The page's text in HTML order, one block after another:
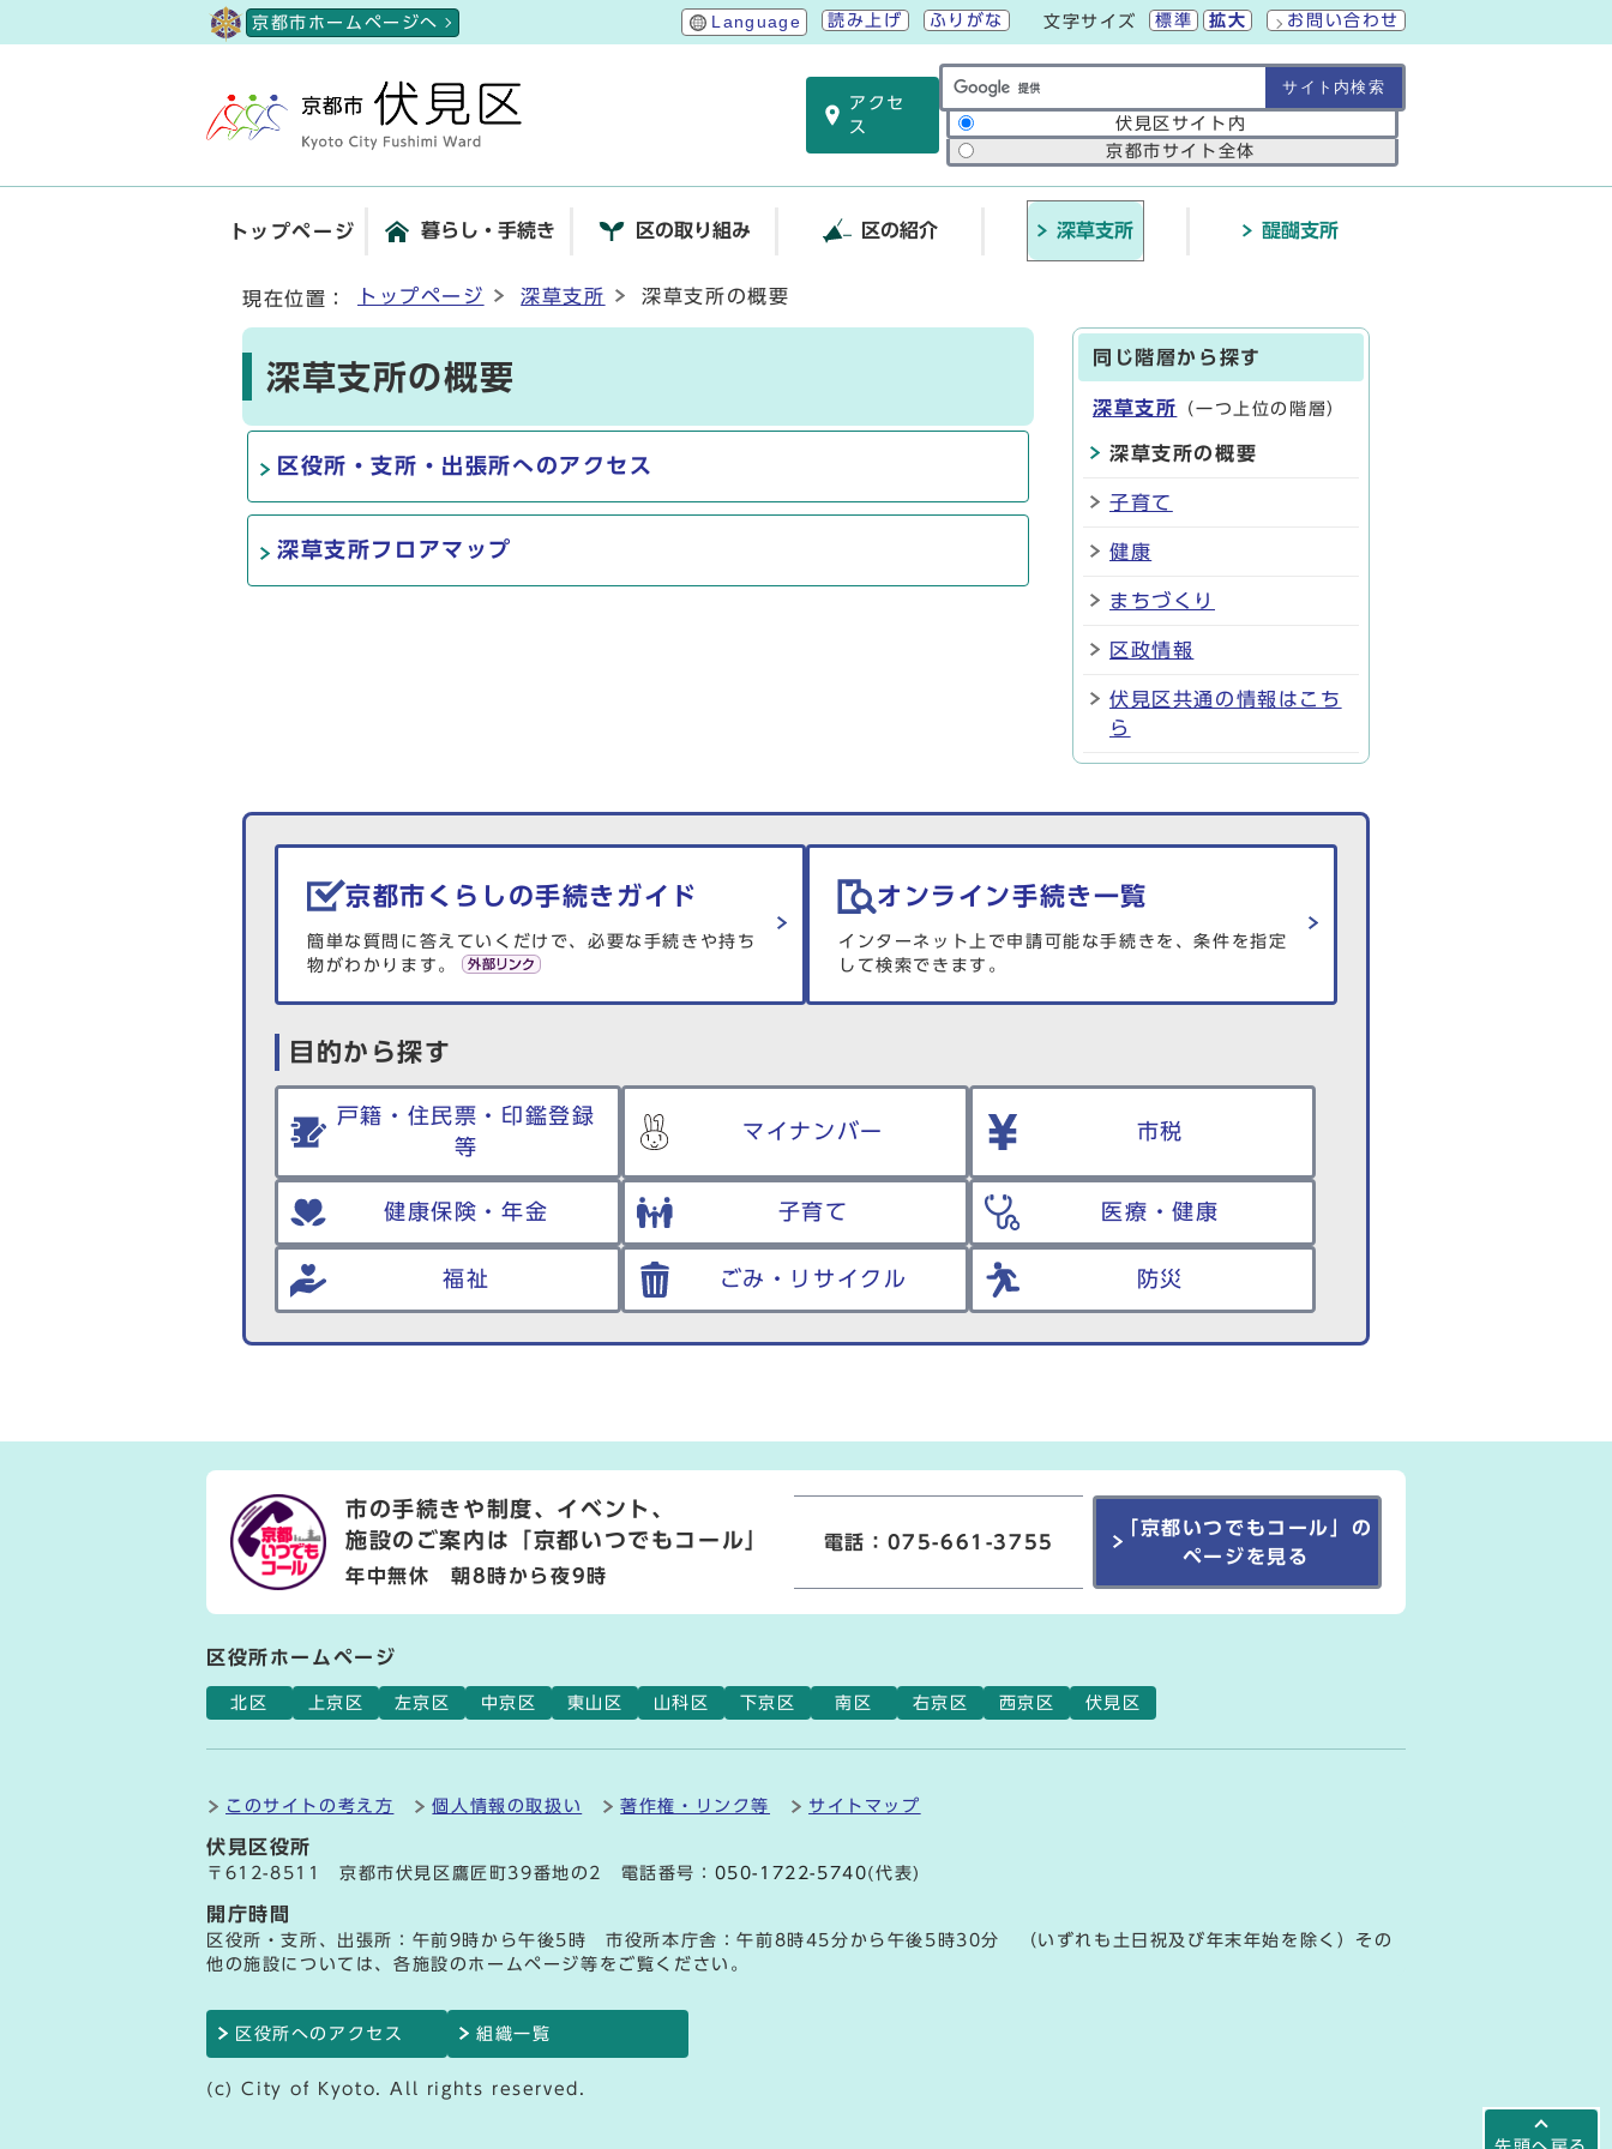
京都市ホームページへ Language 読み上げ ふりがな 文字サイズ 標準 拡大 お問い合わせ
アクセ
ス
サイト内検索の範囲 伏見区サイト内
京都市サイト全体
トップページ 暮らし・手続き 区の取り組み 区の紹介 深草支所 醍醐支所
現在位置： トップページ 深草支所 深草支所の概要
深草支所の概要
区役所・支所・出張所へのアクセス
深草支所フロアマップ
同じ階層から探す
深草支所 （一つ上位の階層）
深草支所の概要
子育て
健康
まちづくり
区政情報
伏見区共通の情報はこち
ら
生活情報を探す
京都市くらしの手続きガイド
簡単な質問に答えていくだけで、必要な手続きや持ち
物がわかります。
オンライン手続き一覧
インターネット上で申請可能な手続きを、条件を指定
して検索できます。
目的から探す
戸籍・住民票・印鑑登録
等
マイナンバー 市税
健康保険・年金 子育て 医療・健康
福祉 ごみ・リサイクル 防災
市の手続きや制度、イベント、
施設のご案内は
「京都いつでもコール」
年中無休 朝8時から夜9時
電話：075-661-3755
「京都いつでもコール」の
ページを見る
区役所ホームページ
北区 上京区 左京区 中京区 東山区 山科区 下京区 南区 右京区 西京区 伏見区
このサイトの考え方 個人情報の取扱い 著作権・リンク等 サイトマップ
伏見区役所
〒612-8511 京都市伏見区鷹匠町39番地の2 電話番号： 050-1722-5740(代表)
開庁時間
区役所・支所、出張所：午前9時から午後5時 市役所本庁舎：午前8時45分から午後5時30分 （いずれも土日祝及び年末年始を除く）その
他の施設については、各施設のホームページ等をご覧ください。
区役所へのアクセス 組織一覧
(c) City of Kyoto. All rights reserved.